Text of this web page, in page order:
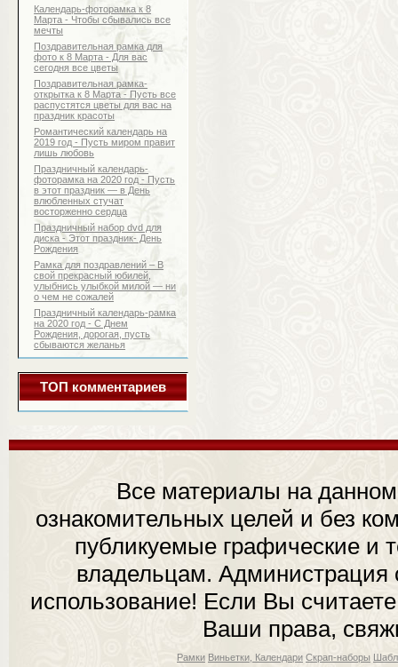
Календарь-фоторамка к 8
Марта - Чтобы сбывались все
мечты
Поздравительная рамка для
фото к 8 Марта - Для вас
сегодня все цветы
Поздравительная рамка-
открытка к 8 Марта - Пусть все
распустятся цветы для вас на
праздник красоты
Романтический календарь на
2019 год - Пусть миром правит
лишь любовь
Праздничный календарь-
фоторамка на 2020 год - Пусть
в этот праздник — в День
влюбленных стучат
восторженно сердца
Праздничный набор dvd для
диска - Этот праздник- День
Рождения
Рамка для поздравлений – В
свой прекрасный юбилей,
улыбнись улыбкой милой — ни
о чем не сожалей
Праздничный календарь-рамка
на 2020 год - С Днем
Рождения, дорогая, пусть
сбываются желанья
ТОП комментариев
Все материалы на
ознакомительных целей и без
публикуемые графические и
владельцам. Администрация
использование! Если Вы
Ваши права,
Рамки Виньетки, Календари Скрап-наборы